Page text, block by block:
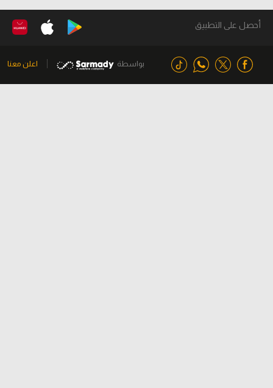
أحصل على التطبيق
بواسطة اعلن معنا